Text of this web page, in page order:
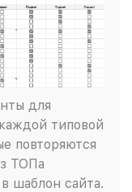
для
типовой
повторяются
ТОПа
шаблон сайта.